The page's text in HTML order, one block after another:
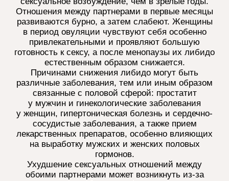
-отказ от гаджетов перед сном
-соблюдение режима
Физическая
активность
-улучшает кровообращение, работу
гормонов, настроение и уверенность